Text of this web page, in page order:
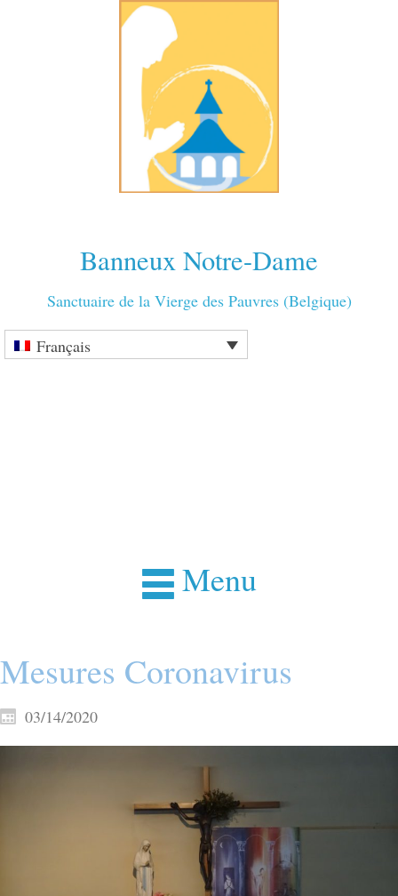
Banneux Notre-Dame
Sanctuaire de la Vierge des Pauvres (Belgique)
Français
Menu
Mesures Coronavirus
03/14/2020